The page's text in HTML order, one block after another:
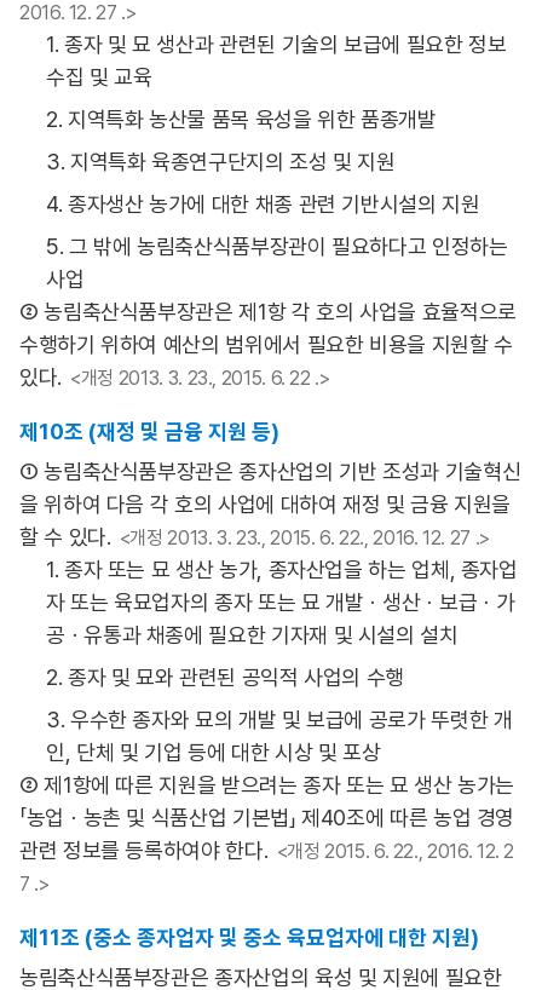
2016. 12. 27 .>
1. 종자 및 묘 생산과 관련된 기술의 보급에 필요한 정보
수집 및 교육
2. 지역특화 농산물 품목 육성을 위한 품종개발
3. 지역특화 육종연구단지의 조성 및 지원
4. 종자생산 농가에 대한 채종 관련 기반시설의 지원
5. 그 밖에 농림축산식품부장관이 필요하다고 인정하는
사업
② 농림축산식품부장관은 제1항 각 호의 사업을 효율적으로
수행하기 위하여 예산의 범위에서 필요한 비용을 지원할 수
있다. <개정 2013. 3. 23., 2015. 6. 22 .>
제10조 (재정 및 금융 지원 등)
① 농림축산식품부장관은 종자산업의 기반 조성과 기술혁신
을 위하여 다음 각 호의 사업에 대하여 재정 및 금융 지원을
할 수 있다. <개정 2013. 3. 23., 2015. 6. 22., 2016. 12. 27 .>
1. 종자 또는 묘 생산 농가, 종자산업을 하는 업체, 종자업
자 또는 육묘업자의 종자 또는 묘 개발ㆍ생산ㆍ보급ㆍ가
공ㆍ유통과 채종에 필요한 기자재 및 시설의 설치
2. 종자 및 묘와 관련된 공익적 사업의 수행
3. 우수한 종자와 묘의 개발 및 보급에 공로가 뚜렷한 개
인, 단체 및 기업 등에 대한 시상 및 포상
② 제1항에 따른 지원을 받으려는 종자 또는 묘 생산 농가는
「농업ㆍ농촌 및 식품산업 기본법」 제40조에 따른 농업 경영
관련 정보를 등록하여야 한다. <개정 2015. 6. 22., 2016. 12. 2
7 .>
제11조 (중소 종자업자 및 중소 육묘업자에 대한 지원)
농림축산식품부장관은 종자산업의 육성 및 지원에 필요한